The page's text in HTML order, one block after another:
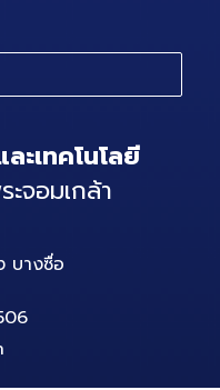
ะเทคโนโลยี
จอมเกล้า
บางซื่อ